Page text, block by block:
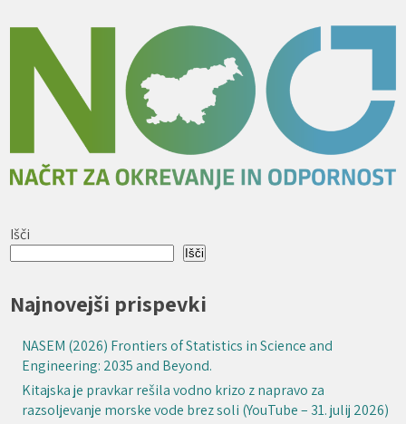
Išči
Išči
Najnovejši prispevki
NASEM (2026) Frontiers of Statistics in Science and
Engineering: 2035 and Beyond.
Kitajska je pravkar rešila vodno krizo z napravo za
razsoljevanje morske vode brez soli (YouTube – 31. julij 2026)